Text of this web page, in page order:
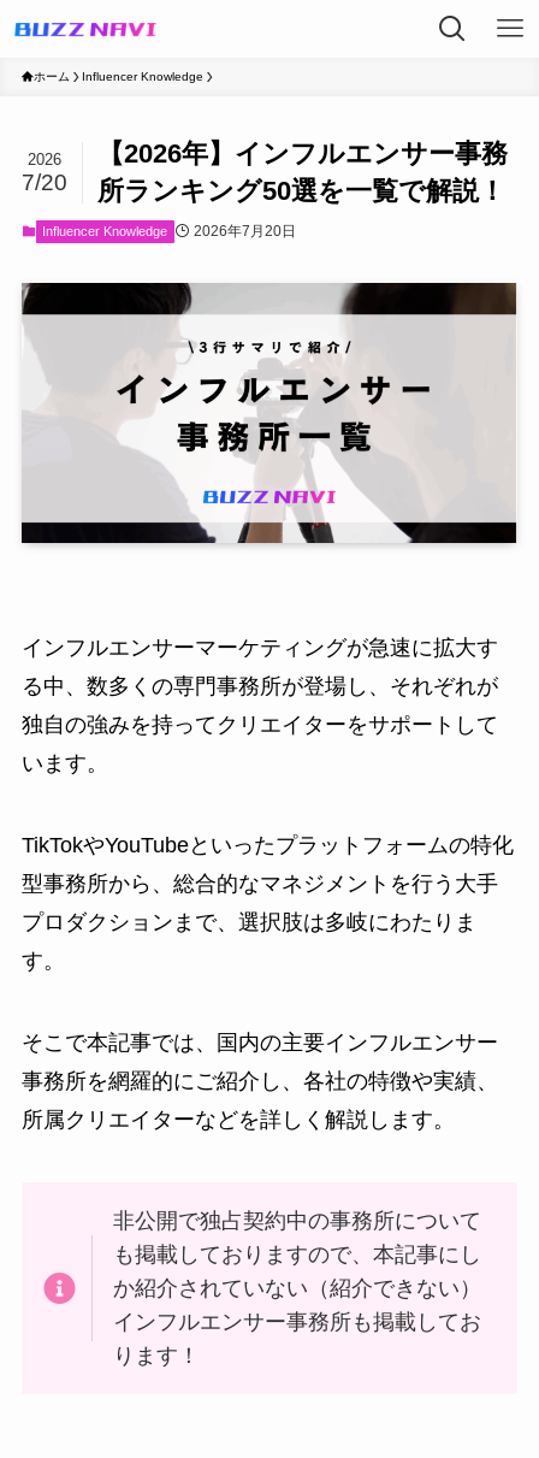
ホーム Influencer Knowledge
【2026年】インフルエンサー事務
所ランキング50選を一覧で解説！
2026
7/20
Influencer Knowledge 2026年7月20日
インフルエンサーマーケティングが急速に拡大す
る中、数多くの専門事務所が登場し、それぞれが
独自の強みを持ってクリエイターをサポートして
います。
TikTokやYouTubeといったプラットフォームの特化
型事務所から、総合的なマネジメントを行う大手
プロダクションまで、選択肢は多岐にわたりま
す。
そこで本記事では、国内の主要インフルエンサー
事務所を網羅的にご紹介し、各社の特徴や実績、
所属クリエイターなどを詳しく解説します。
非公開で独占契約中の事務所について
も掲載しておりますので、本記事にし
か紹介されていない（紹介できない）
インフルエンサー事務所も掲載してお
ります！